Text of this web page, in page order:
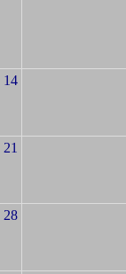
14
21
28